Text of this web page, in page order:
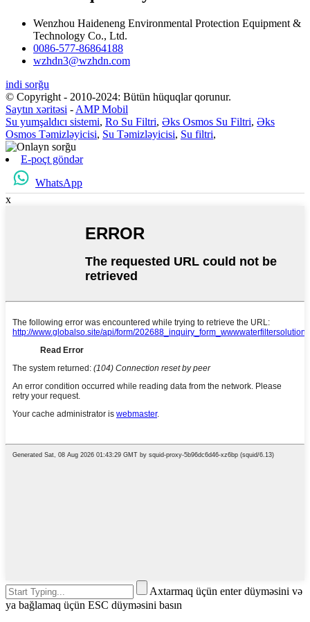
Wenzhou Haideneng Environmental Protection Equipment &
Technology Co., Ltd.
0086-577-86864188
wzhdn3@wzhdn.com
indi sorğu
© Copyright - 2010-2024: Bütün hüquqlar qorunur.
Saytın xəritəsi - AMP Mobil
Su yumşaldıcı sistemi, Ro Su Filtri, Əks Osmos Su Filtri, Əks
Osmos Təmizləyicisi, Su Təmizləyicisi, Su filtri,
E-poçt göndər
WhatsApp
x
Axtarmaq üçün enter düyməsini və
ya bağlamaq üçün ESC düyməsini basın